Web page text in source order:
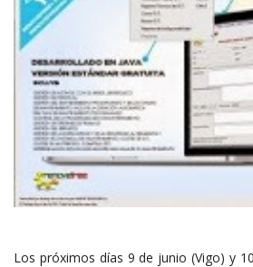
Los próximos días 9 de junio (Vigo) y